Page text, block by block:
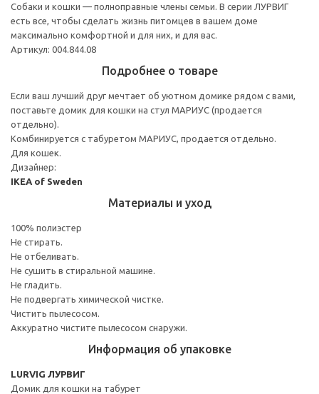
Собаки и кошки — полноправные члены семьи. В серии ЛУРВИГ
есть все, чтобы сделать жизнь питомцев в вашем доме
максимально комфортной и для них, и для вас.
Артикул: 004.844.08
Подробнее о товаре
Если ваш лучший друг мечтает об уютном домике рядом с вами,
поставьте домик для кошки на стул МАРИУС (продается
отдельно).
Комбинируется с табуретом МАРИУС, продается отдельно.
Для кошек.
Дизайнер:
IKEA of Sweden
Материалы и уход
100% полиэстер
Не стирать.
Не отбеливать.
Не сушить в стиральной машине.
Не гладить.
Не подвергать химической чистке.
Чистить пылесосом.
Аккуратно чистите пылесосом снаружи.
Информация об упаковке
LURVIG ЛУРВИГ
Домик для кошки на табурет